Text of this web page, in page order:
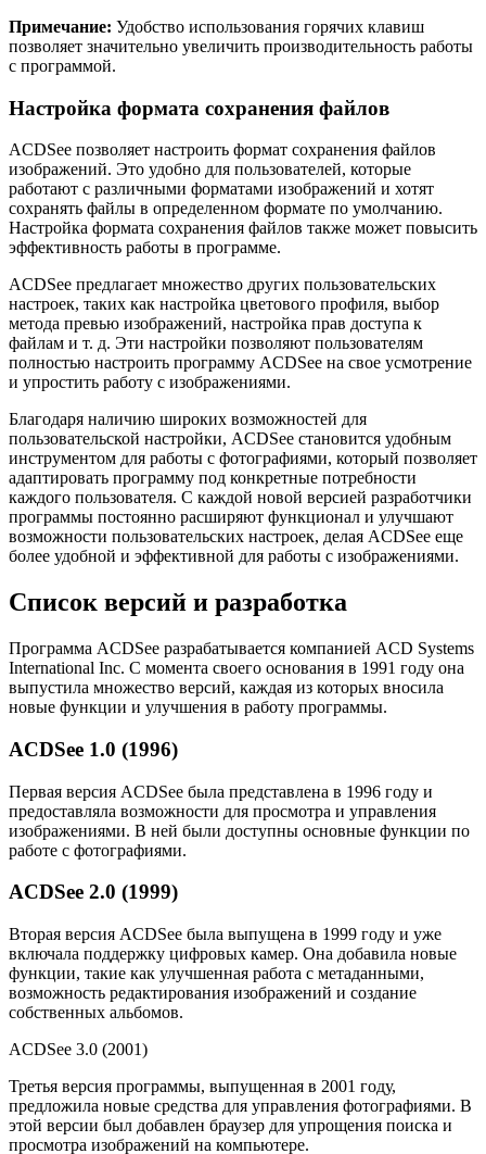
Примечание: Удобство использования горячих клавиш
позволяет значительно увеличить производительность работы
с программой.
Настройка формата сохранения файлов
ACDSee позволяет настроить формат сохранения файлов
изображений. Это удобно для пользователей, которые
работают с различными форматами изображений и хотят
сохранять файлы в определенном формате по умолчанию.
Настройка формата сохранения файлов также может повысить
эффективность работы в программе.
ACDSee предлагает множество других пользовательских
настроек, таких как настройка цветового профиля, выбор
метода превью изображений, настройка прав доступа к
файлам и т. д. Эти настройки позволяют пользователям
полностью настроить программу ACDSee на свое усмотрение
и упростить работу с изображениями.
Благодаря наличию широких возможностей для
пользовательской настройки, ACDSee становится удобным
инструментом для работы с фотографиями, который позволяет
адаптировать программу под конкретные потребности
каждого пользователя. С каждой новой версией разработчики
программы постоянно расширяют функционал и улучшают
возможности пользовательских настроек, делая ACDSee еще
более удобной и эффективной для работы с изображениями.
Список версий и разработка
Программа ACDSee разрабатывается компанией ACD Systems
International Inc. С момента своего основания в 1991 году она
выпустила множество версий, каждая из которых вносила
новые функции и улучшения в работу программы.
ACDSee 1.0 (1996)
Первая версия ACDSee была представлена в 1996 году и
предоставляла возможности для просмотра и управления
изображениями. В ней были доступны основные функции по
работе с фотографиями.
ACDSee 2.0 (1999)
Вторая версия ACDSee была выпущена в 1999 году и уже
включала поддержку цифровых камер. Она добавила новые
функции, такие как улучшенная работа с метаданными,
возможность редактирования изображений и создание
собственных альбомов.
ACDSee 3.0 (2001)
Третья версия программы, выпущенная в 2001 году,
предложила новые средства для управления фотографиями. В
этой версии был добавлен браузер для упрощения поиска и
просмотра изображений на компьютере.